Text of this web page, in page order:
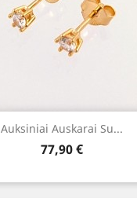
Auksiniai Auskarai Su...
Kaina
77,90 €